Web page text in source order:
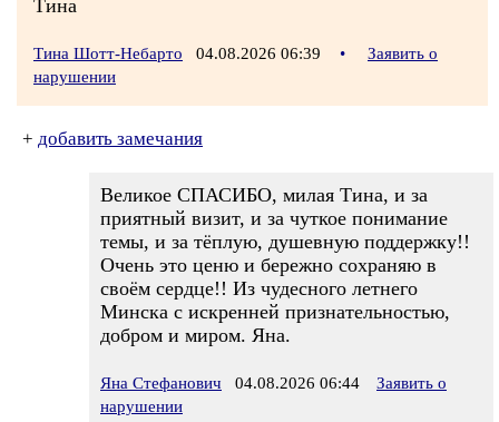
Тина
Тина Шотт-Небарто 04.08.2026 06:39 •
Заявить о
нарушении
+ добавить замечания
Великое СПАСИБО, милая Тина, и за
приятный визит, и за чуткое понимание
темы, и за тёплую, душевную поддержку!!
Очень это ценю и бережно сохраняю в
своём сердце!! Из чудесного летнего
Минска с искренней признательностью,
добром и миром. Яна.
Яна Стефанович 04.08.2026 06:44
Заявить о
нарушении